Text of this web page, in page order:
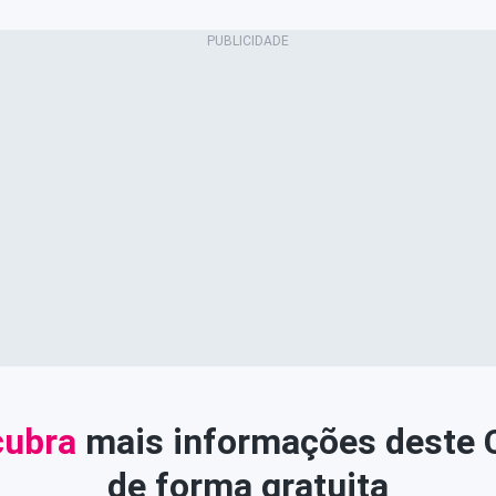
mais informações deste
de forma gratuita